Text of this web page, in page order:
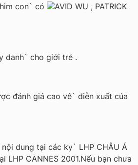
con` có
AVID WU , PATRICK
danh` cho giới trẻ .
đánh giá cao vê` diễn xuất của
dung tại các ky` LHP CHÂU Á
CANNES 2001.Nếu bạn chưa